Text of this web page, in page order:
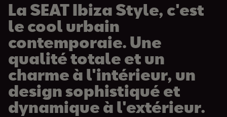
La SEAT Ibiza Style, c'est
le cool urbain
contemporaie. Une
qualité totale et un
charme à l'intérieur, un
design sophistiqué et
dynamique à l'extérieur.